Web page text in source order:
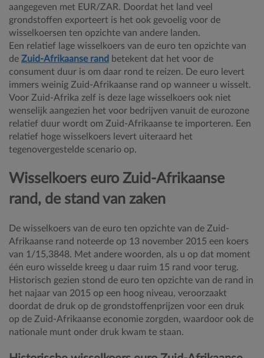
aangegeven met EUR/ZAR. Doordat het land veel
grondstoffen exporteert is het ook gevoelig voor de
wisselkoersen ten opzichte van andere landen.
Een relatief lage wisselkoers van de euro ten opzichte van
de Zuid-Afrikaanse rand betekent dat het voor de
consument duur is om daar rond te reizen. De euro levert
immers weinig Zuid-Afrikaanse rand op wanneer u wisselt.
Voor Zuid-Afrika zelf is deze lage wisselkoers ook niet
wenselijk aangezien het voor bedrijven vanuit de eurozone
relatief duur wordt om Zuid-Afrikaanse te importeren. Een
relatief hoge wisselkoers levert uiteraard het
tegenovergestelde scenario op.
Wisselkoers euro Zuid-Afrikaanse
rand, de stand van zaken
De wisselkoers van de euro ten opzichte van de Zuid-
Afrikaanse rand noteerde op 13 november 2015 een koers
van 1/15,3848. Met andere woorden, als u op dat moment
één euro wisselde kreeg u daar ruim 15 rand voor terug.
Historisch gezien stond de euro ten opzichte van de rand in
het najaar van 2015 op een hoog niveau, veroorzaakt
doordat de druk op de grondstoffenprijzen voor een druk
op de Zuid-Afrikaanse economie zorgden, waardoor ook de
nationale munt onder druk kwam te staan.